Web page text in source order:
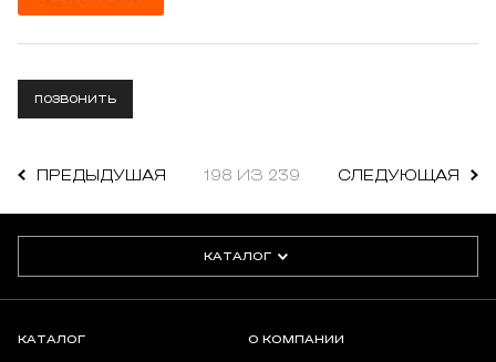
ПОЗВОНИТЬ
ПРЕДЫДУШАЯ 198 ИЗ 239 СЛЕДУЮЩАЯ
КАТАЛОГ
КАТАЛОГ О КОМПАНИИ